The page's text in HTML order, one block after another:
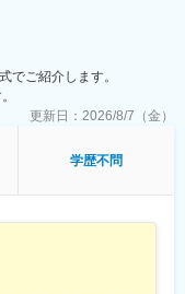
、事務７名）
・パソコンで実施／緊
仕組みを作る予定で
設置し、1級建築士が現
広げて設置工事まで行
でご紹介します。
更新日： 2026/8/7（金）
学歴不問